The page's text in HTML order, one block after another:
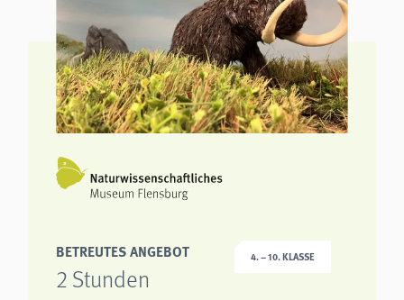
BETREUTES ANGEBOT
2 Stunden
4. – 10. KLASSE